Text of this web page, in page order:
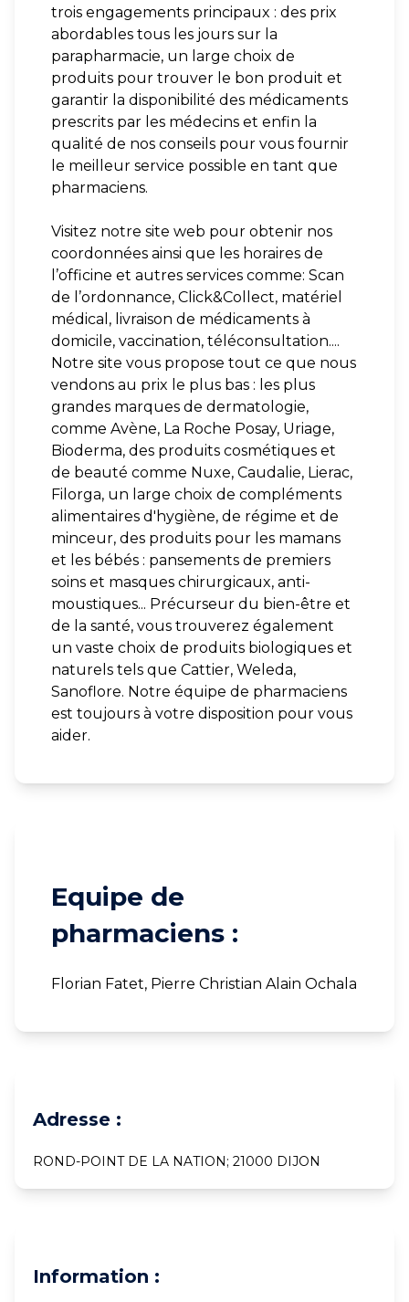
trois engagements principaux : des prix
abordables tous les jours sur la
parapharmacie, un large choix de
produits pour trouver le bon produit et
garantir la disponibilité des médicaments
prescrits par les médecins et enfin la
qualité de nos conseils pour vous fournir
le meilleur service possible en tant que
pharmaciens.
Visitez notre site web pour obtenir nos
coordonnées ainsi que les horaires de
l’officine et autres services comme: Scan
de l’ordonnance, Click&Collect, matériel
médical, livraison de médicaments à
domicile, vaccination, téléconsultation....
Notre site vous propose tout ce que nous
vendons au prix le plus bas : les plus
grandes marques de dermatologie,
comme Avène, La Roche Posay, Uriage,
Bioderma, des produits cosmétiques et
de beauté comme Nuxe, Caudalie, Lierac,
Filorga, un large choix de compléments
alimentaires d'hygiène, de régime et de
minceur, des produits pour les mamans
et les bébés : pansements de premiers
soins et masques chirurgicaux, anti-
moustiques... Précurseur du bien-être et
de la santé, vous trouverez également
un vaste choix de produits biologiques et
naturels tels que Cattier, Weleda,
Sanoflore. Notre équipe de pharmaciens
est toujours à votre disposition pour vous
aider.
Equipe de
pharmaciens :
Florian Fatet, Pierre Christian Alain Ochala
Adresse :
ROND-POINT DE LA NATION; 21000 DIJON
Information :